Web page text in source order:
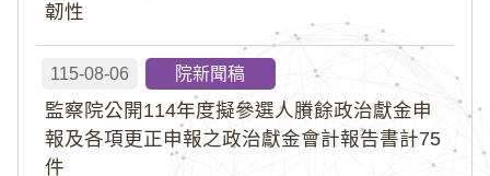
韌性
115-08-06 院新聞稿
監察院公開114年度擬參選人賸餘政治獻金申
報及各項更正申報之政治獻金會計報告書計75
件